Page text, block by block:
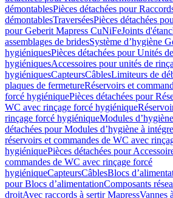
démontablesPièces détachées pour
démontablesTraverséesPièces détachées
pour Geberit Mapress CuNiFeJoints
assemblages de bridesSystème d’hygiène
hygiéniquesPièces détachées pour Unités
hygiéniquesAccessoires pour unités de
hygiéniquesCapteursCâblesLimiteurs de
plaques de fermetureRéservoirs et
forcé hygiéniquePièces détachées pour
WC avec rinçage forcé hygiénique
rinçage forcé hygiéniqueModules
détachées pour Modules d’hygiène à
réservoirs et commandes de WC avec
hygiéniquePièces détachées pour
commandes de WC avec rinçage forcé
hygiéniqueCapteursCâblesBlocs
pour Blocs d’alimentationComposants
droitAvec raccords à sertir MapressVannes